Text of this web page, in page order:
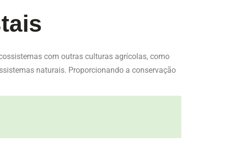
com outras culturas agrícolas, como
naturais. Proporcionando a conservação